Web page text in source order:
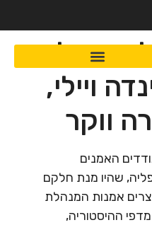
הקהילה
ויילי,
ווקר
האמנים
שהיו מנת חלקם
אמנות המנהלת
ההיסטוריה,